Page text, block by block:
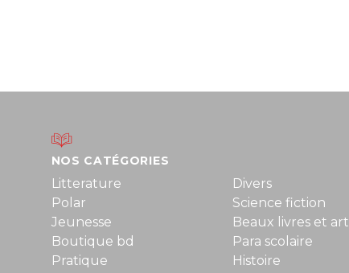
NOS CATÉGORIES
Litterature
Polar
Jeunesse
Boutique bd
Pratique
Divers
Science fiction
Beaux livres et art
Para scolaire
Histoire